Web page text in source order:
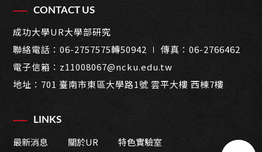
CONTACT US
成功大學UR大學部研究
聯絡電話：06-2757575轉50942
∣ 傳真：06-2766462
電子信箱： z11008067@ncku.edu.tw
地址： 701 臺南市東區大學路1號 雲平大樓 西棟7樓
LINKS
最新消息 關於UR 特色實驗室